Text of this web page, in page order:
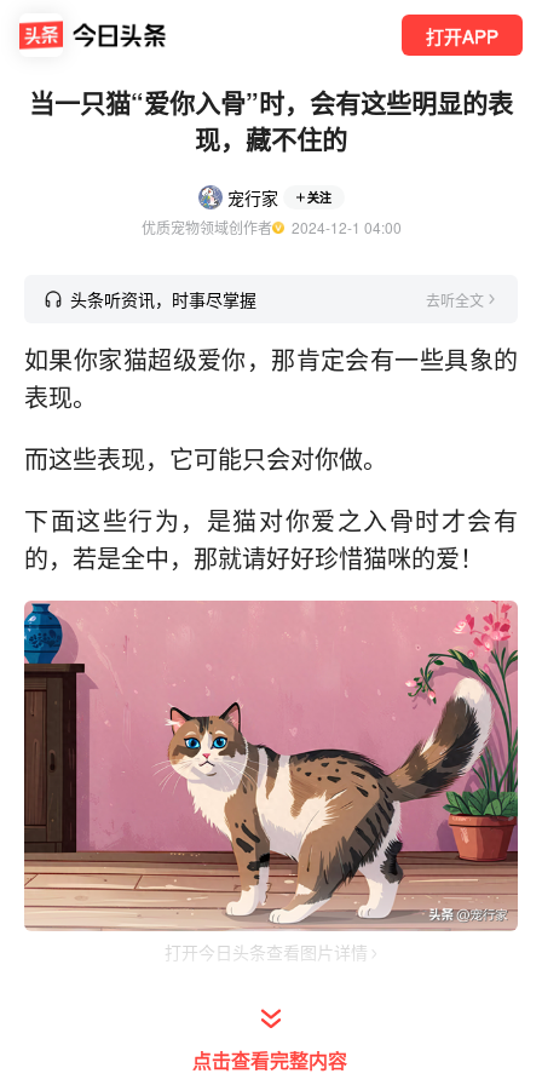
打开APP
当一只猫“爱你入骨”时，会有这些明显的表
现，藏不住的
宠行家 关注
优质宠物领域创作者
  2024-12-1 04:00
头条听资讯，时事尽掌握 去听全文
如果你家猫超级爱你，那肯定会有一些具象的
表现。
而这些表现，它可能只会对你做。
下面这些行为，是猫对你爱之入骨时才会有
的，若是全中，那就请好好珍惜猫咪的爱！
打开今日头条查看图片详情
会把自己的气味给你
在猫的世界里，它们更习惯通过“气味”进行交
点击查看完整内容